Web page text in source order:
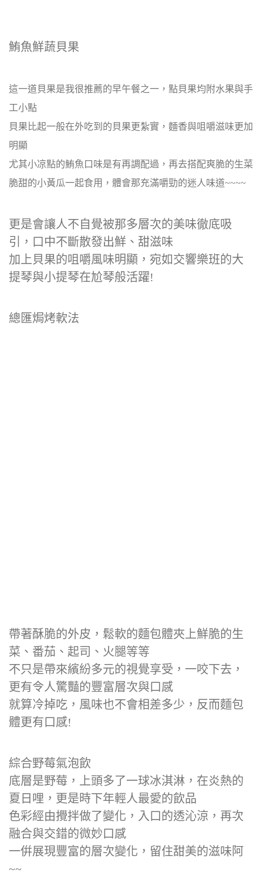
鮪魚鮮蔬貝果
這一道貝果是我很推薦的早午餐之一，點貝果均附水果與手
工小點
貝果比起一般在外吃到的貝果更紮實，麵香與咀嚼滋味更加
明顯
尤其小凉點的鮪魚口味是有再調配過，再去搭配爽脆的生菜
脆甜的小黃瓜一起食用，體會那充滿嚼勁的迷人味道~~~~
更是會讓人不自覺被那多層次的美味徹底吸
引，口中不斷散發出鮮、甜滋味
加上貝果的咀嚼風味明顯，宛如交響樂班的大
提琴與小提琴在尬琴般活躍!
總匯焗烤軟法
帶著酥脆的外皮，鬆軟的麵包體夾上鮮脆的生
菜、番茄、起司、火腿等等
不只是帶來繽紛多元的視覺享受，一咬下去，
更有令人驚豔的豐富層次與口感
就算冷掉吃，風味也不會相差多少，反而麵包
體更有口感!
綜合野莓氣泡飲
底層是野莓，上頭多了一球冰淇淋，在炎熱的
夏日哩，更是時下年輕人最愛的飲品
色彩經由攪拌做了變化，入口的透沁涼，再次
融合與交錯的微妙口感
一倂展現豐富的層次變化，留住甜美的滋味阿
~~